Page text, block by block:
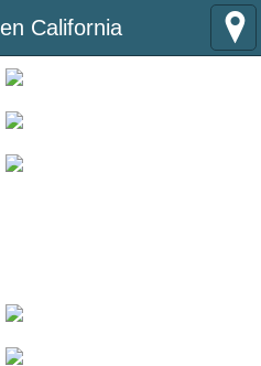
California